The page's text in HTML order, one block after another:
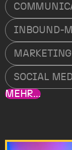
INBOUND-
SOCIAL
MEHR...